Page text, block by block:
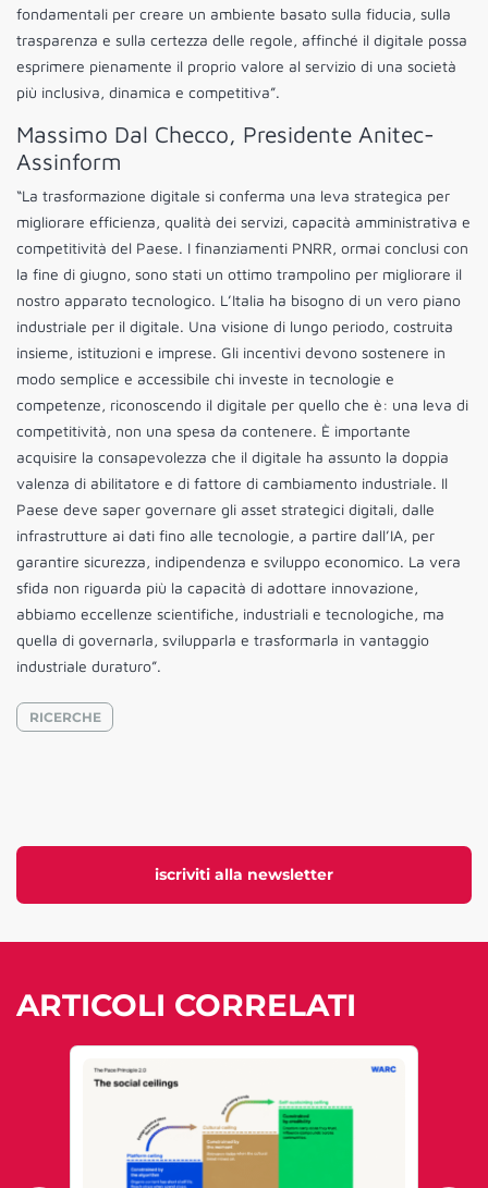
iscriviti alla newsletter
fondamentali per creare un ambiente basato sulla fiducia, sulla
trasparenza e sulla certezza delle regole, affinché il digitale possa
esprimere pienamente il proprio valore al servizio di una società
più inclusiva, dinamica e competitiva”.
Massimo Dal Checco, Presidente Anitec-
Assinform
“La trasformazione digitale si conferma una leva strategica per
migliorare efficienza, qualità dei servizi, capacità amministrativa e
competitività del Paese. I finanziamenti PNRR, ormai conclusi con
la fine di giugno, sono stati un ottimo trampolino per migliorare il
nostro apparato tecnologico. L’Italia ha bisogno di un vero piano
industriale per il digitale. Una visione di lungo periodo, costruita
insieme, istituzioni e imprese. Gli incentivi devono sostenere in
modo semplice e accessibile chi investe in tecnologie e
competenze, riconoscendo il digitale per quello che è: una leva di
competitività, non una spesa da contenere. È importante
acquisire la consapevolezza che il digitale ha assunto la doppia
valenza di abilitatore e di fattore di cambiamento industriale. Il
Paese deve saper governare gli asset strategici digitali, dalle
infrastrutture ai dati fino alle tecnologie, a partire dall’IA, per
garantire sicurezza, indipendenza e sviluppo economico. La vera
sfida non riguarda più la capacità di adottare innovazione,
abbiamo eccellenze scientifiche, industriali e tecnologiche, ma
quella di governarla, svilupparla e trasformarla in vantaggio
industriale duraturo”.
RICERCHE
ARTICOLI CORRELATI